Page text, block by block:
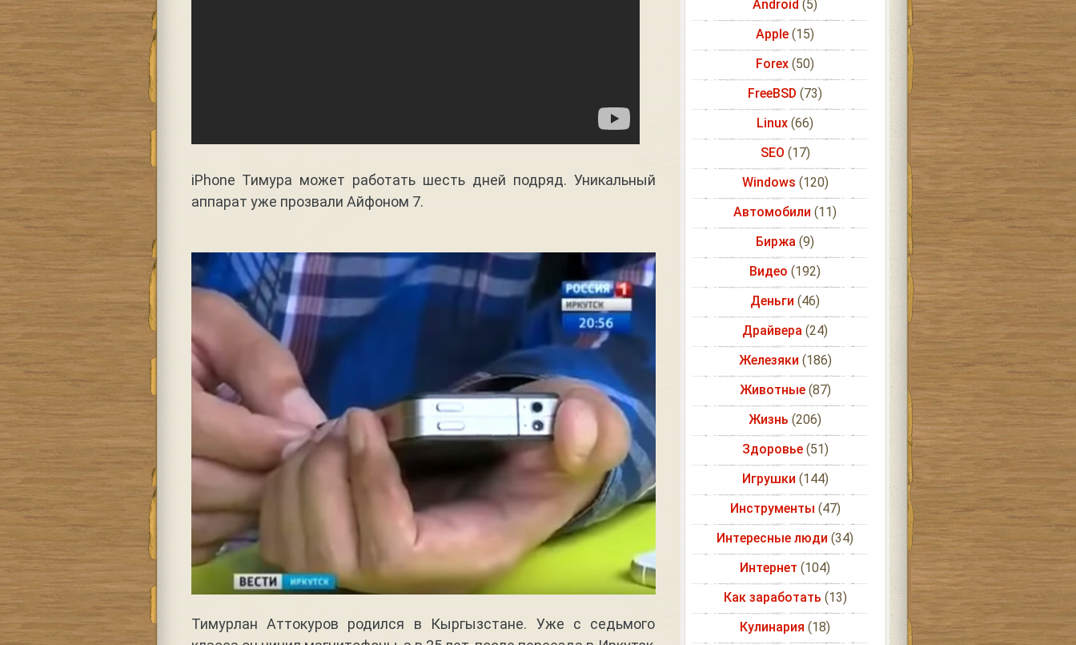
iPhone Тимура может работать шесть дней подряд. Уникальный
аппарат уже прозвали Айфоном 7.
Тимурлан Аттокуров родился в Кыргызстане. Уже с седьмого
Android (5)
Apple (15)
Forex (50)
FreeBSD (73)
Linux (66)
SEO (17)
Windows (120)
Автомобили (11)
Биржа (9)
Видео (192)
Деньги (46)
Драйвера (24)
Железяки (186)
Животные(87)
Жизнь (206)
Здоровье(51)
Игрушки (144)
Инструменты (47)
Интересные люди (34)
Интернет (104)
Как заработать (13)
Кулинария (18)